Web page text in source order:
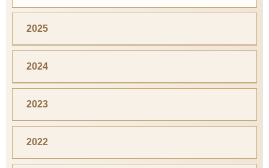
2025
2024
2023
2022